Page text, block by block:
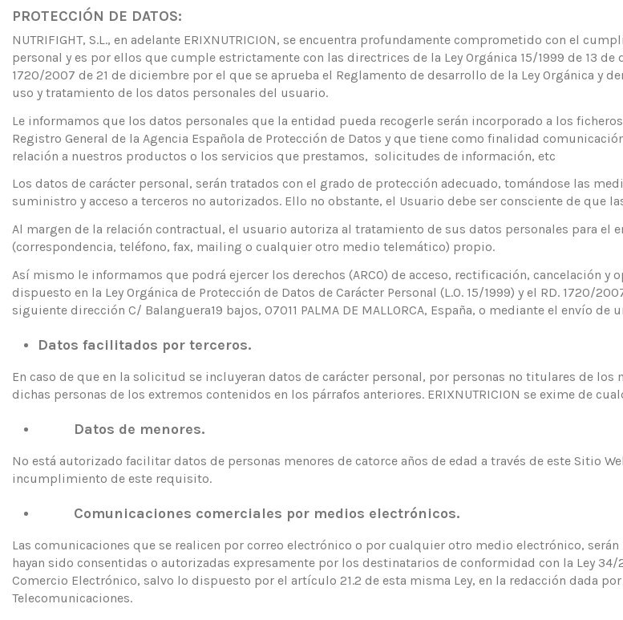
PROTECCIÓN DE DATOS:
NUTRIFIGHT, S.L., en adelante ERIXNUTRICION, se encuentra profundamente comprometido con el
personal y es por ellos que cumple estrictamente con las directrices de la Ley Orgánica 15/1999 de 13
1720/2007 de 21 de diciembre por el que se aprueba el Reglamento de desarrollo de la Ley Orgánica y
uso y tratamiento de los datos personales del usuario.
Le informamos que los datos personales que la entidad pueda recogerle serán incorporado a los
Registro General de la Agencia Española de Protección de Datos y que tiene como finalidad
relación a nuestros productos o los servicios que prestamos, solicitudes de información, etc
Los datos de carácter personal, serán tratados con el grado de protección adecuado, tomándose las
suministro y acceso a terceros no autorizados. Ello no obstante, el Usuario debe ser consciente de que
Al margen de la relación contractual, el usuario autoriza al tratamiento de sus datos personales para
(correspondencia, teléfono, fax, mailing o cualquier otro medio telemático) propio.
Así mismo le informamos que podrá ejercer los derechos (ARCO) de acceso, rectificación, cancelación y
dispuesto en la Ley Orgánica de Protección de Datos de Carácter Personal (L.O. 15/1999) y el RD.
siguiente dirección C/ Balanguera19 bajos, 07011 PALMA DE MALLORCA, España, o mediante el envío
Datos facilitados por terceros.
En caso de que en la solicitud se incluyeran datos de carácter personal, por personas no titulares de
dichas personas de los extremos contenidos en los párrafos anteriores. ERIXNUTRICION se exime de
Datos de menores.
No está autorizado facilitar datos de personas menores de catorce años de edad a través de este Sitio
incumplimiento de este requisito.
Comunicaciones comerciales por medios electrónicos.
Las comunicaciones que se realicen por correo electrónico o por cualquier otro medio electrónico,
hayan sido consentidas o autorizadas expresamente por los destinatarios de conformidad con la Ley
Comercio Electrónico, salvo lo dispuesto por el artículo 21.2 de esta misma Ley, en la redacción dada
Telecomunicaciones.